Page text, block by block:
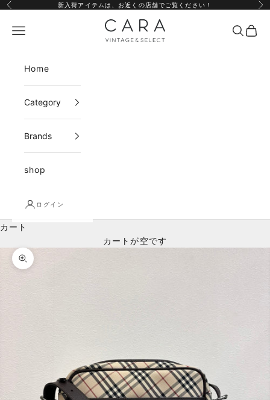
コンテンツへスキップ
前へ 新入荷アイテムは、 お近くの店舗でご覧ください！ 次
CARA vintage&select
メニュー 検索カー
Home
Category
Brands
shop
ログイン
カート
カートが空です
ズームイン